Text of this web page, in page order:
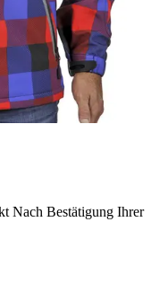
Nach Bestätigung Ihrer